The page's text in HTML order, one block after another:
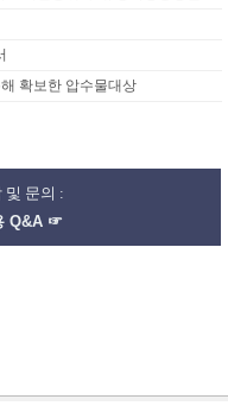
확보한 압수물대상
및 문의 :
Q&A ☞